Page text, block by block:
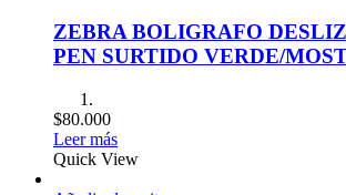
ZEBRA BOLIGRAFO
PEN SURTIDO VERDE/
$80.000
Leer más
Quick View